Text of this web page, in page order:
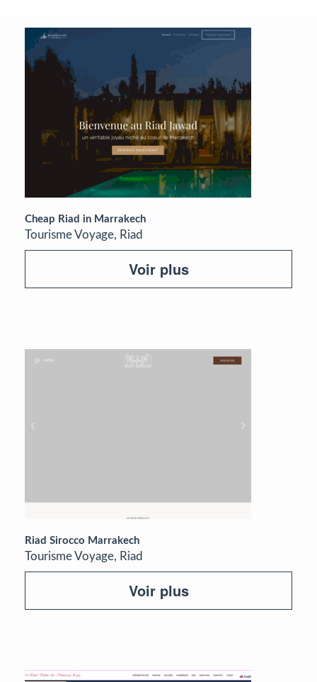
Cheap Riad in Marrakech
Tourisme Voyage, Riad
Voir plus
Riad Sirocco Marrakech
Tourisme Voyage, Riad
Voir plus